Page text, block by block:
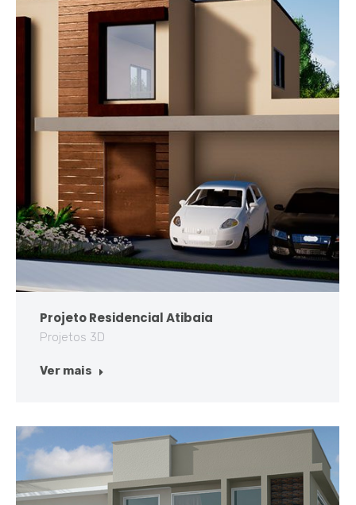
Projeto Residencial Atibaia
Projetos 3D
Ver mais